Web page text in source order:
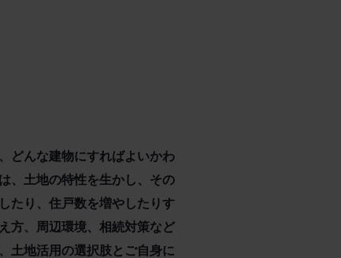
どんな建物にすればよいかわ
、土地の特性を生かし、その
たり、住戸数を増やしたりす
方、周辺環境、相続対策など
土地活用の選択肢とご自身に